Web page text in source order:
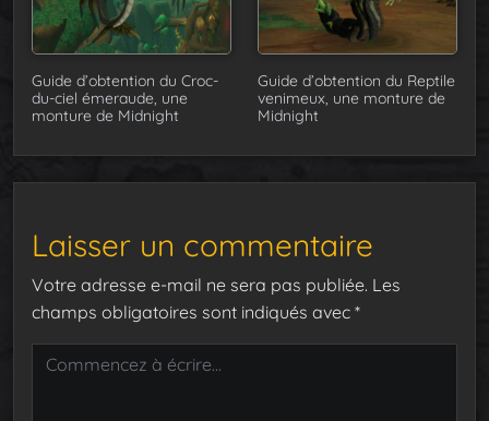
Guide d’obtention du Croc-
du-ciel émeraude, une
monture de Midnight
Guide d’obtention du Reptile
venimeux, une monture de
Midnight
Laisser un commentaire
Votre adresse e-mail ne sera pas publiée. Les
champs obligatoires sont indiqués avec *